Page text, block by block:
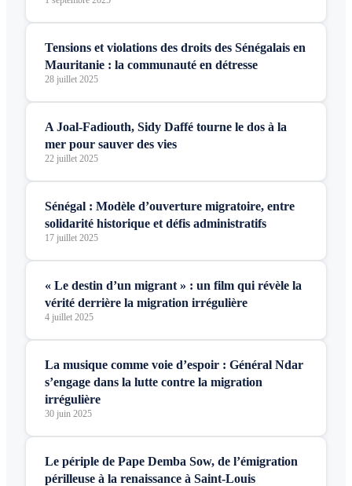
Tensions et violations des droits des Sénégalais en
Mauritanie : la communauté en détresse
28 juillet 2025
A Joal-Fadiouth, Sidy Daffé tourne le dos à la
mer pour sauver des vies
22 juillet 2025
Sénégal : Modèle d’ouverture migratoire, entre
solidarité historique et défis administratifs
17 juillet 2025
« Le destin d’un migrant » : un film qui révèle la
vérité derrière la migration irrégulière
4 juillet 2025
La musique comme voie d’espoir : Général Ndar
s’engage dans la lutte contre la migration
irrégulière
30 juin 2025
Le périple de Pape Demba Sow, de l’émigration
périlleuse à la renaissance à Saint-Louis